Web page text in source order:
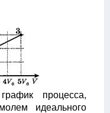
процесса,
идеального